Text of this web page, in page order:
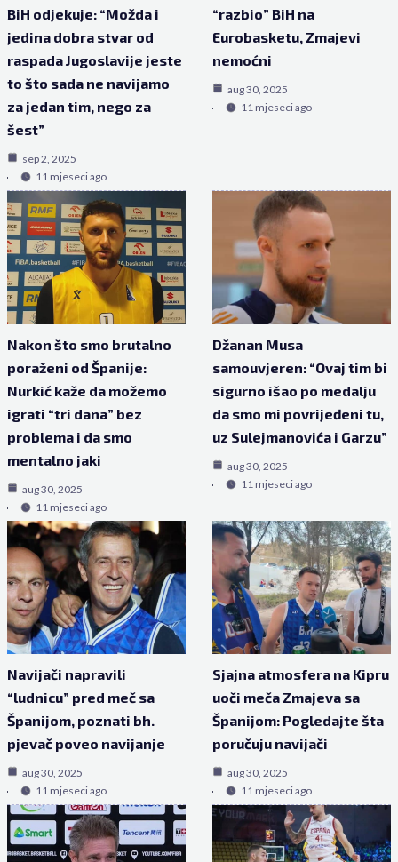
BiH odjekuje: “Možda i
jedina dobra stvar od
raspada Jugoslavije jeste
to što sada ne navijamo
za jedan tim, nego za
šest”
sep 2, 2025
11 mjeseci ago
“razbio” BiH na
Eurobasketu, Zmajevi
nemoćni
aug 30, 2025
11 mjeseci ago
Nakon što smo brutalno
poraženi od Španije:
Nurkić kaže da možemo
igrati “tri dana” bez
problema i da smo
mentalno jaki
aug 30, 2025
11 mjeseci ago
Džanan Musa
samouvjeren: “Ovaj tim bi
sigurno išao po medalju
da smo mi povrijeđeni tu,
uz Sulejmanovića i Garzu”
aug 30, 2025
11 mjeseci ago
Navijači napravili
“ludnicu” pred meč sa
Španijom, poznati bh.
pjevač poveo navijanje
aug 30, 2025
11 mjeseci ago
Sjajna atmosfera na Kipru
uoči meča Zmajeva sa
Španijom: Pogledajte šta
poručuju navijači
aug 30, 2025
11 mjeseci ago